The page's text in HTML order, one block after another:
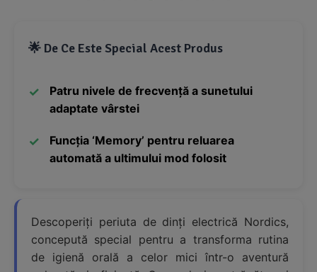
🌟 De Ce Este Special Acest Produs
Patru nivele de frecvență a sunetului
adaptate vârstei
Funcția ‘Memory’ pentru reluarea
automată a ultimului mod folosit
Descoperiți periuta de dinți electrică Nordics,
concepută special pentru a transforma rutina
de igienă orală a celor mici într-o aventură